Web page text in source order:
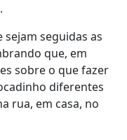
seguidas as
que, em
sobre o que fazer
diferentes
rua, em casa, no